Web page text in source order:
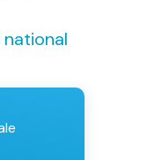
national